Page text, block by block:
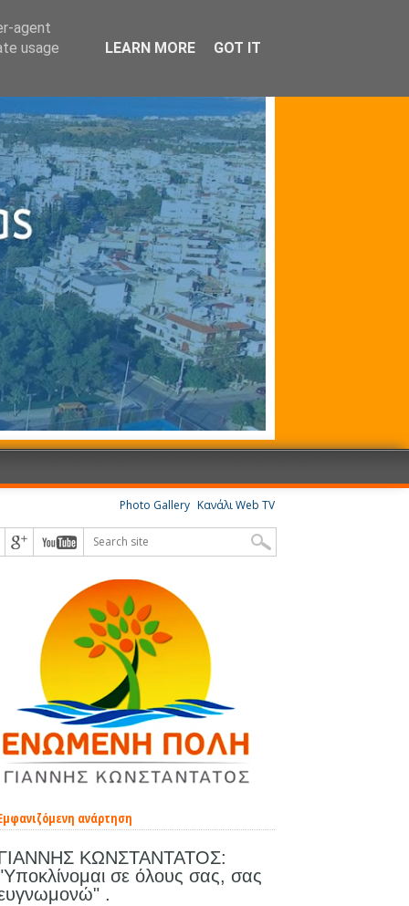
Photo Gallery Κανάλι Web TV
ανάρτηση
ΚΩΝΣΤΑΝΤΑΤΟΣ:
σε όλους σας, σας
.
agent
usage
LEARN MORE GOT IT